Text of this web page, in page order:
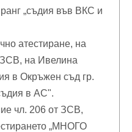
„съдия във ВКС и
атестиране, на
ЗСВ, на Ивелина
в Окръжен съд гр.
в АС".
чл. 206 от ЗСВ,
„МНОГО